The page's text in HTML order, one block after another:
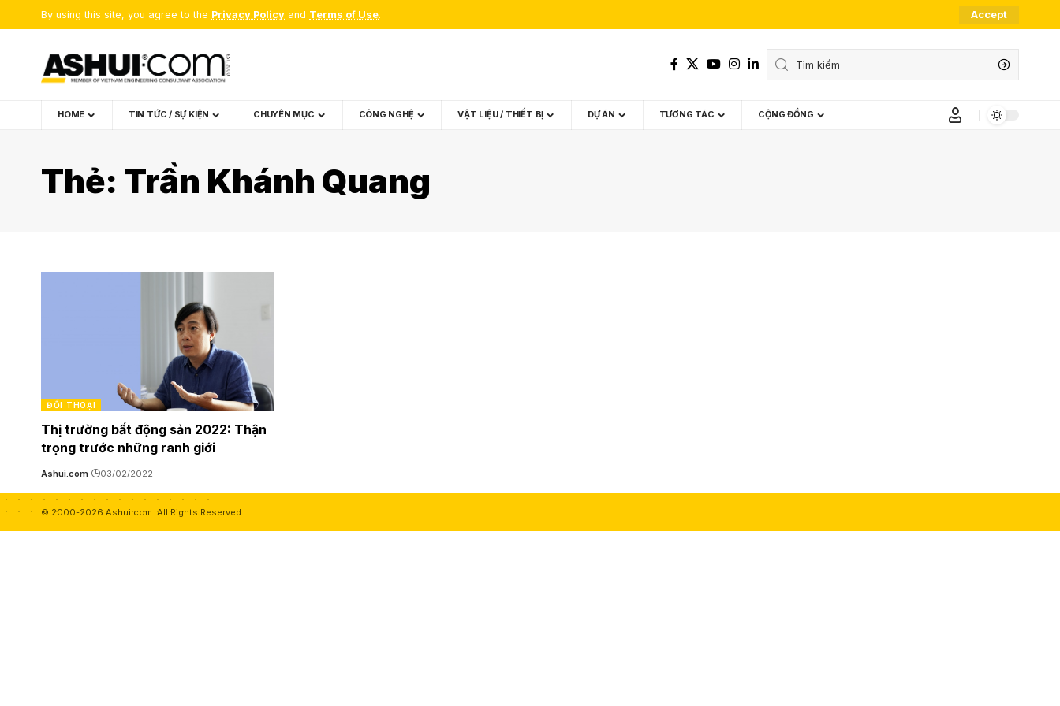
By using this site, you agree to the Privacy Policy and Terms of Use. Accept
HOME TIN TỨC / SỰ KIỆN CHUYÊN MỤC CÔNG NGHỆ VẬT LIỆU / THIẾT BỊ DỰ ÁN TƯƠNG TÁC CỘNG ĐỒNG
Thẻ: Trần Khánh Quang
ĐỐI THOẠI
Thị trường bất động sản 2022: Thận
trọng trước những ranh giới
Ashui.com 03/02/2022
© 2000-2026 Ashui.com. All Rights Reserved.